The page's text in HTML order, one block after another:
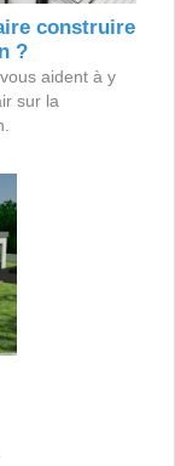
construire
?
aident à y
sur la